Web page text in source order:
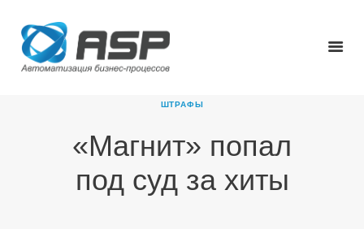
ШТРАФЫ
«Магнит» попал
под суд за хиты
ГЛАВНАЯ
О КОМПАНИИ